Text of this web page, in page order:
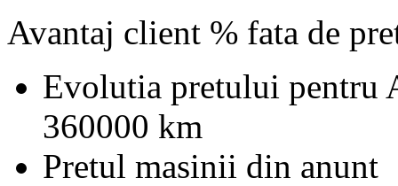
Avantaj client % fata de
Evolutia pretului pentru
360000 km
Pretul masinii din anunt